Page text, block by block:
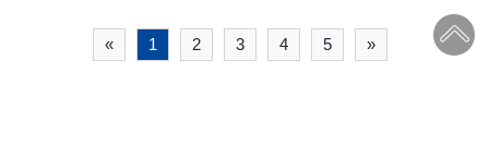
« 1 2 3 4 5 »